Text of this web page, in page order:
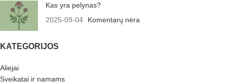
Kas yra pelynas?
2025-09-04
Komentarų nėra
KATEGORIJOS
Aliejai
Sveikatai ir namams